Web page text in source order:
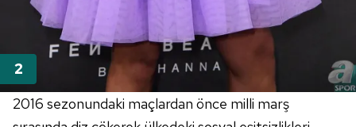
2016 sezonundaki maçlardan önce milli marş